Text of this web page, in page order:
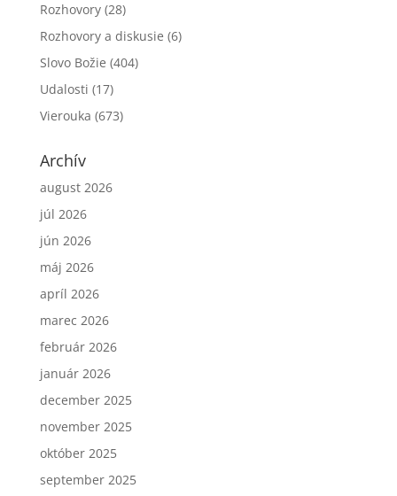
Rozhovory(28)
Rozhovory a diskusie (6)
Slovo Božie (404)
Udalosti (17)
Vierouka (673)
Archív
august 2026
júl 2026
jún 2026
máj 2026
apríl 2026
marec 2026
február 2026
január 2026
december 2025
november 2025
október 2025
september 2025